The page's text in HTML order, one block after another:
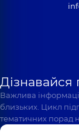
Важлива
близьких. Цикл
тематичних порад